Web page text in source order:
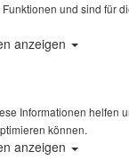
und sind für
anzeigen
Informationen helfen
können.
anzeigen